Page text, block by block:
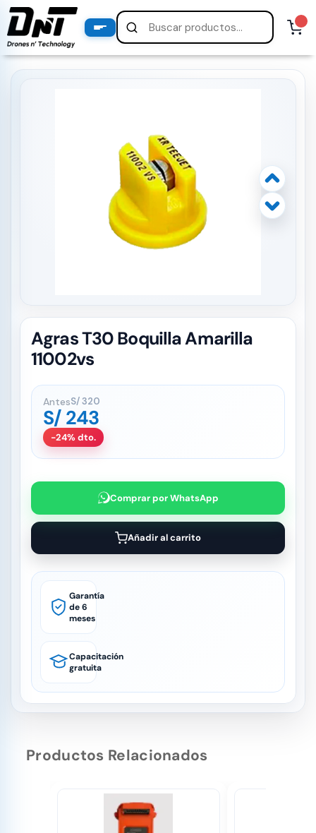
Agras T30 Boquilla Amarilla
11002vs
AntesS/320
S/ 243
-24% dto.
Comprar por WhatsApp
Añadir al carrito
Garantía
de 6
meses
Capacitación
gratuita
Productos Relacionados
PRODUCTOS
productos destacados